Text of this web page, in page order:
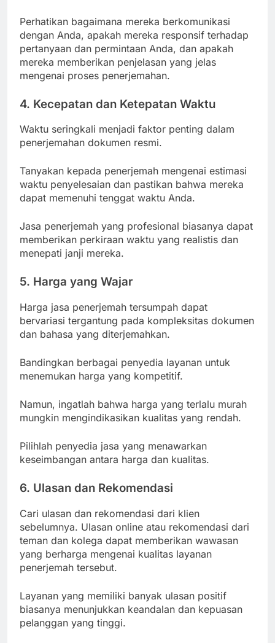
Perhatikan bagaimana mereka berkomunikasi
dengan Anda, apakah mereka responsif terhadap
pertanyaan dan permintaan Anda, dan apakah
mereka memberikan penjelasan yang jelas
mengenai proses penerjemahan.
4. Kecepatan dan Ketepatan Waktu
Waktu seringkali menjadi faktor penting dalam
penerjemahan dokumen resmi.
Tanyakan kepada penerjemah mengenai estimasi
waktu penyelesaian dan pastikan bahwa mereka
dapat memenuhi tenggat waktu Anda.
Jasa penerjemah yang profesional biasanya dapat
memberikan perkiraan waktu yang realistis dan
menepati janji mereka.
5. Harga yang Wajar
Harga jasa penerjemah tersumpah dapat
bervariasi tergantung pada kompleksitas dokumen
dan bahasa yang diterjemahkan.
Bandingkan berbagai penyedia layanan untuk
menemukan harga yang kompetitif.
Namun, ingatlah bahwa harga yang terlalu murah
mungkin mengindikasikan kualitas yang rendah.
Pilihlah penyedia jasa yang menawarkan
keseimbangan antara harga dan kualitas.
6. Ulasan dan Rekomendasi
Cari ulasan dan rekomendasi dari klien
sebelumnya. Ulasan online atau rekomendasi dari
teman dan kolega dapat memberikan wawasan
yang berharga mengenai kualitas layanan
penerjemah tersebut.
Layanan yang memiliki banyak ulasan positif
biasanya menunjukkan keandalan dan kepuasan
pelanggan yang tinggi.